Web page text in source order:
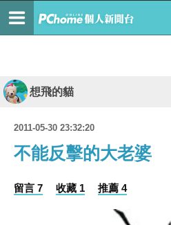
想飛的貓
2011-05-30 23:32:20
不能反擊的大老婆
留言 7 收藏 1 推薦 4